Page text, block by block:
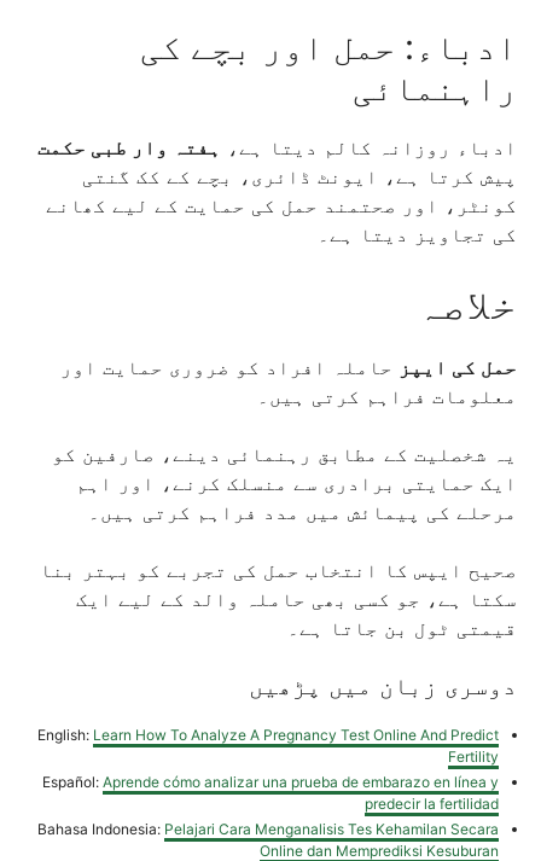
ادباء: حمل اور بچے کی
راہنمائی
ادباء روزانہ کالم دیتا ہے، ہفتہ وار طبی حکمت
پیش کرتا ہے، ایونٹ ڈائری، بچے کے کک گنتی
کونٹر، اور صحتمند حمل کی حمایت کے لیے کھانے
کی تجاویز دیتا ہے۔
خلاصہ
حمل کی ایپز حاملہ افراد کو ضروری حمایت اور
معلومات فراہم کرتی ہیں۔
یہ شخصلیت کے مطابق رہنمائی دینے، صارفین کو
ایک حمایتی برادری سے منسلک کرنے، اور اہم
مرحلے کی پیمائش میں مدد فراہم کرتی ہیں۔
صحیح ایپس کا انتخاب حمل کی تجربے کو بہتر بنا
سکتا ہے، جو کسی بھی حاملہ والد کے لیے ایک
قیمتی ٹول بن جاتا ہے۔
دوسری زبان میں پڑھیں
English: Learn How To Analyze A Pregnancy Test Online And Predict
Fertility
Español: Aprende cómo analizar una prueba de embarazo en línea y
predecir la fertilidad
Bahasa Indonesia: Pelajari Cara Menganalisis Tes Kehamilan Secara
Online dan Memprediksi Kesuburan